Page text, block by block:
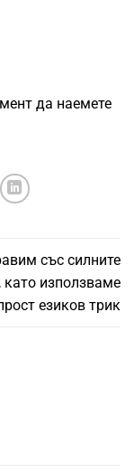
да наемете
със силните
като използваме
езиков трик